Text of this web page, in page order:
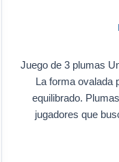
Juego de 3 plumas
La forma ovalada
equilibrado.
jugadores que